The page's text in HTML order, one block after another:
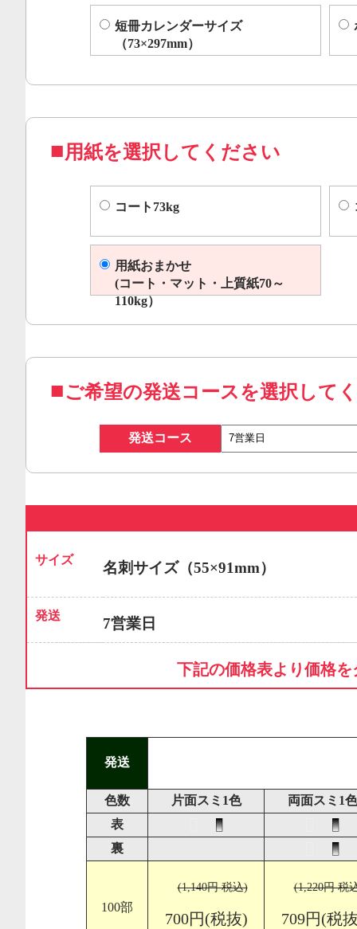
短冊カレンダーサイズ
（73×297mm）
用紙を選択してください
コート73kg
用紙おまかせ
(コート・マット・上質紙70～
110kg）
ご希望の発送コースを選択して
発送コース
サイズ 名刺サイズ（55×91mm）
発送 7営業日
下記の価格表より価格
発送
色数 片面スミ1色
両面スミ1色
表
裏
100部
(1,140円 税込)
700円(税抜)
(1,220円 税
709円(税